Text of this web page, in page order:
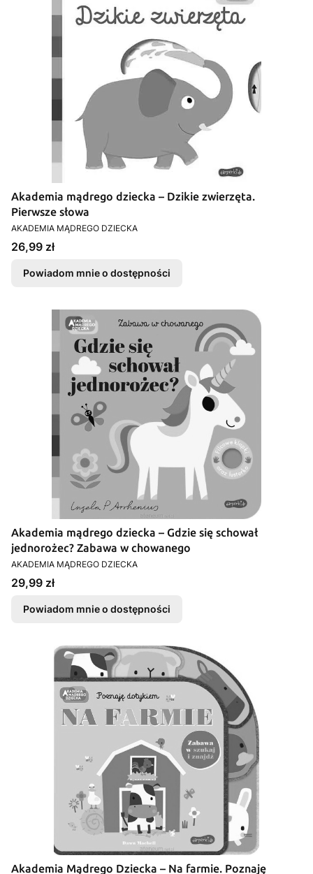
Akademia mądrego dziecka – Dzikie zwierzęta.
Pierwsze słowa
PRODUCENT
AKADEMIA MĄDREGO DZIECKA
Cena
26,99 zł
Powiadom mnie o dostępności
Akademia mądrego dziecka – Gdzie się schował
jednorożec? Zabawa w chowanego
PRODUCENT
AKADEMIA MĄDREGO DZIECKA
Cena
29,99 zł
Powiadom mnie o dostępności
Akademia Mądrego Dziecka – Na farmie. Poznaję